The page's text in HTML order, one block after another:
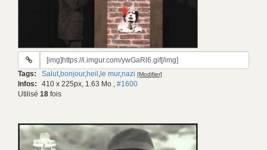
URL
gif:
Tags: Salut,bonjour,heil , le mur,nazi [Modifier]
Infos: 410 x 225px, 1.63 Mo , #1600
Utilisé 18 fois